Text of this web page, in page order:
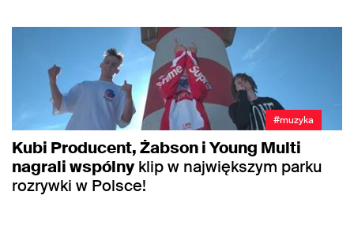
#muzyka
Kubi Producent, Żabson i Young Multi
nagrali wspólny klip w największym parku
rozrywki w Polsce!